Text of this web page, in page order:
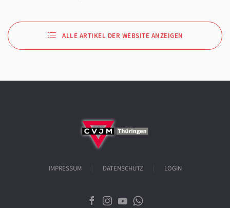
ALLE ARTIKEL DER WEBSITE ANZEIGEN
IMPRESSUM DATENSCHUTZ LOGIN